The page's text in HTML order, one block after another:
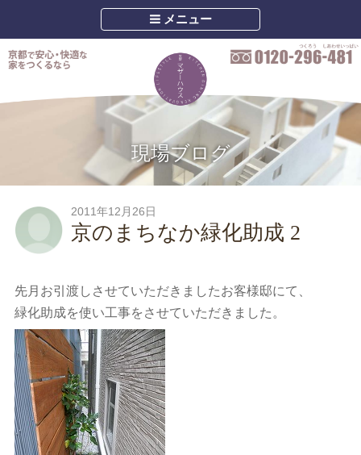
メニュー
現場ブログ
2011年12月26日
京のまちなか緑化助成 2
先月お引渡しさせていただきましたお客様邸にて、
緑化助成を使い工事をさせていただきました。